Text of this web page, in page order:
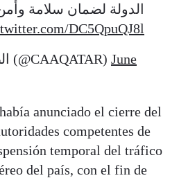
الدولة لضمان سلامة
DC5QpuQJ8l
— الطيران المدني (@CAAQATAR) June
anunciado el cierre del
competentes de
temporal del tráfico
del país, con el fin de